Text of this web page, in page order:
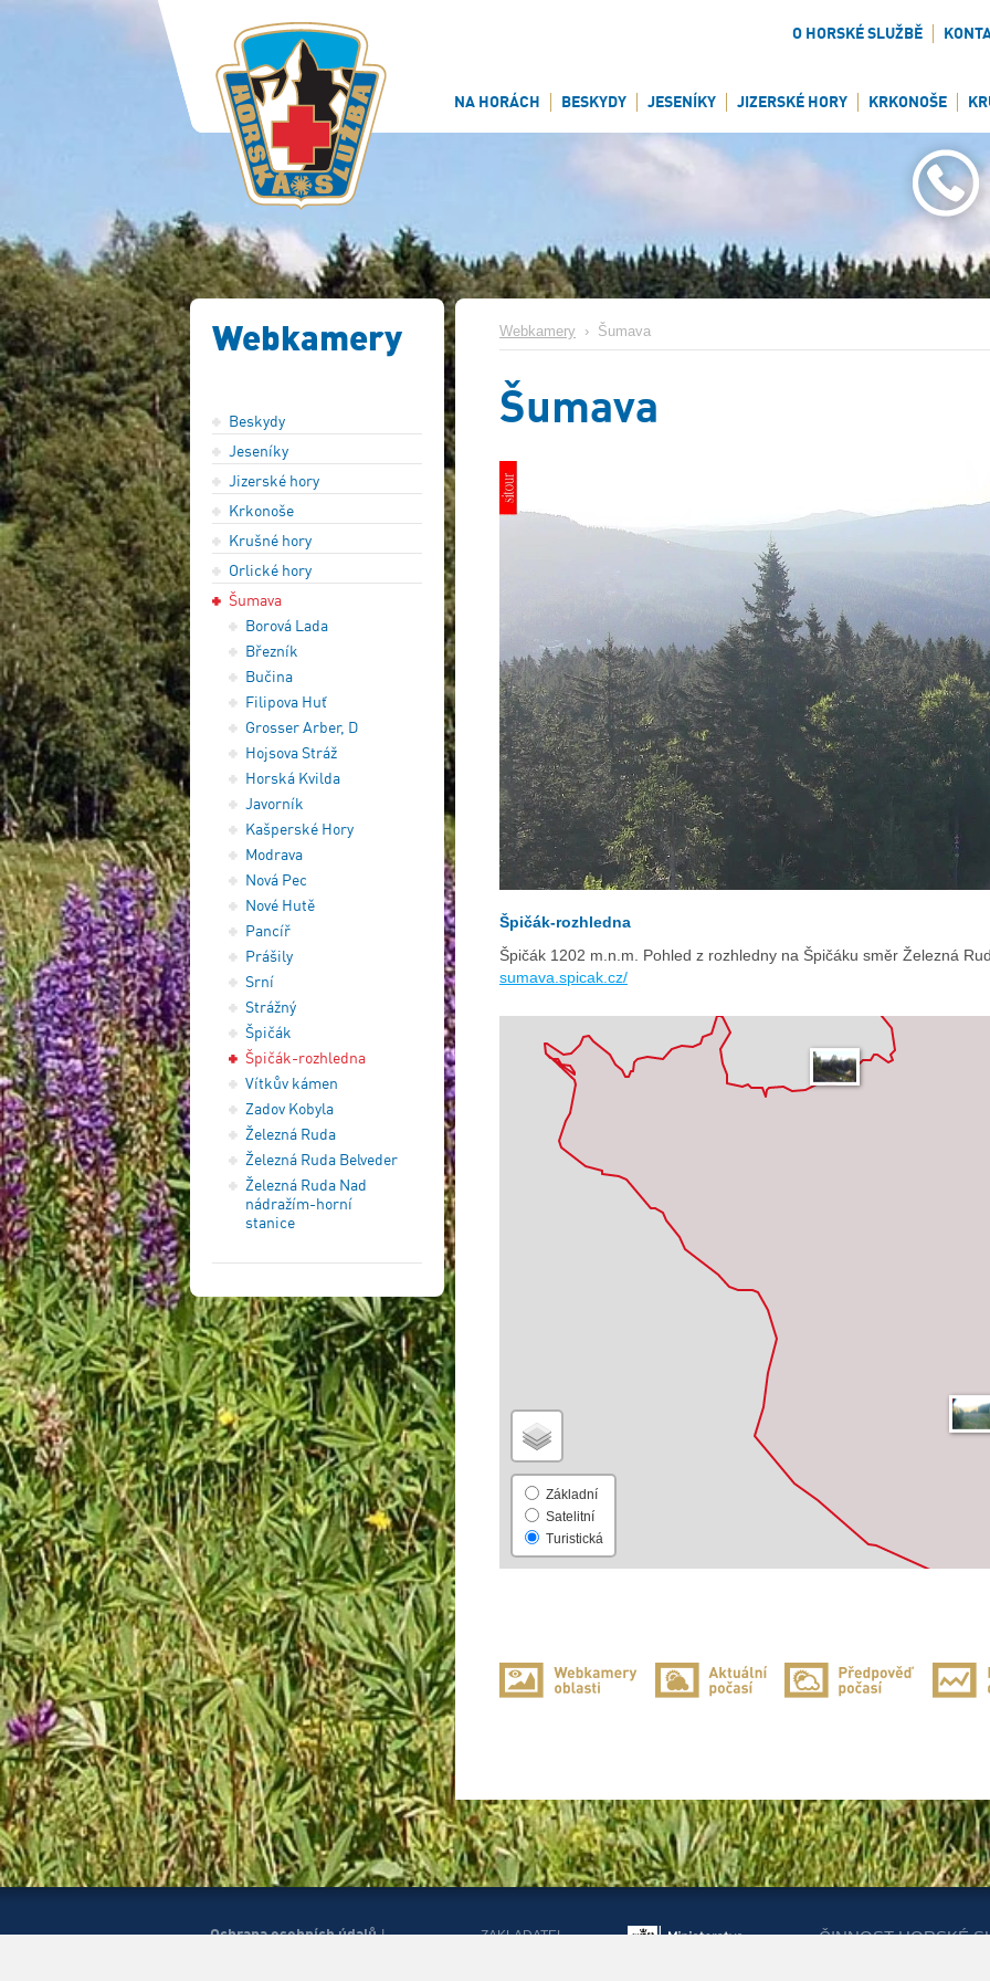
O HORSKÉ SLUŽBĚ
NA HORÁCH BESKYDY JESENÍKY JIZERSKÉ HORY KRKONOŠE
Webkamery
Beskydy
Jeseníky
Jizerské hory
Krkonoše
Krušné hory
Orlické hory
Šumava
Borová Lada
Březník
Bučina
Filipova Huť
Grosser Arber, D
Hojsova Stráž
Horská Kvilda
Javorník
Kašperské Hory
Modrava
Nová Pec
Nové Hutě
Pancíř
Prášily
Srní
Strážný
Špičák
Špičák-rozhledna
Vítkův kámen
Zadov Kobyla
Železná Ruda
Železná Ruda Belveder
Železná Ruda Nad
nádražím-horní
stanice
Webkamery › Šumava
Šumava
Špičák-rozhledna
Špičák 1202 m.n.m. Pohled z rozhledny na Špičáku směr Železná
sumava.spicak.cz/
Základní
Satelitní
Turistická
Ochrana osobních údajů|
ZAKLADATEL
ČINNOST HORSKÉ